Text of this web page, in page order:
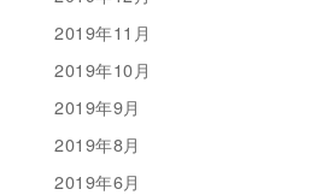
2019年11月
2019年10月
2019年9月
2019年8月
2019年6月